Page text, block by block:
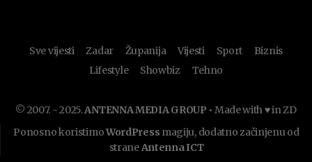
Sve vijesti Zadar Županija Vijesti Sport
Biznis
Lifestyle
Showbiz Tehno
© 2007. - 2025.ANTENNA MEDIA GROUP • Made with ♥ in ZD
Ponosno koristimoWordPress magiju, dodatno začinjenu od
straneAntenna ICT